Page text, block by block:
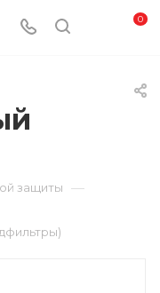
0
защиты —